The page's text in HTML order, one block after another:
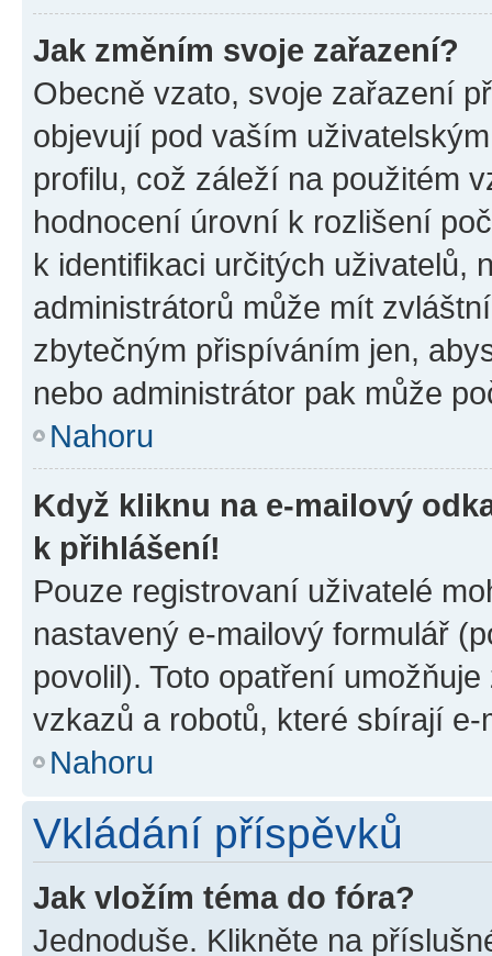
Jak změním svoje zařazení?
Obecně vzato, svoje zařazení
objevují pod vaším
profilu, což záleží na použitém
hodnocení úrovní k rozlišení
k identifikaci určitých uživatelů,
administrátorů může mít
zbytečným přispíváním jen,
nebo administrátor pak může
Nahoru
Když kliknu na e-mailový
k přihlášení!
Pouze registrovaní uživatelé
nastavený e-mailový formulář
povolil). Toto opatření
vzkazů a robotů, které sbírají e-
Nahoru
Vkládání příspěvků
Jak vložím téma do fóra?
Jednoduše. Klikněte na